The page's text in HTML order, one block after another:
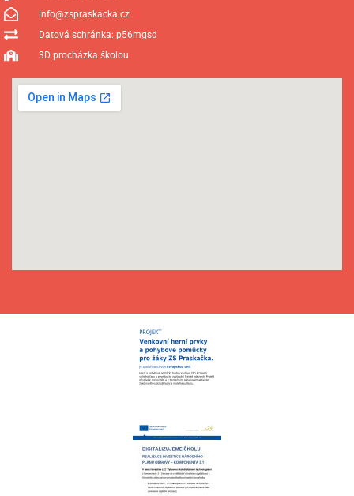
info@zspraskacka.cz
Datová schránka: p56mgsd
3D procházka školou